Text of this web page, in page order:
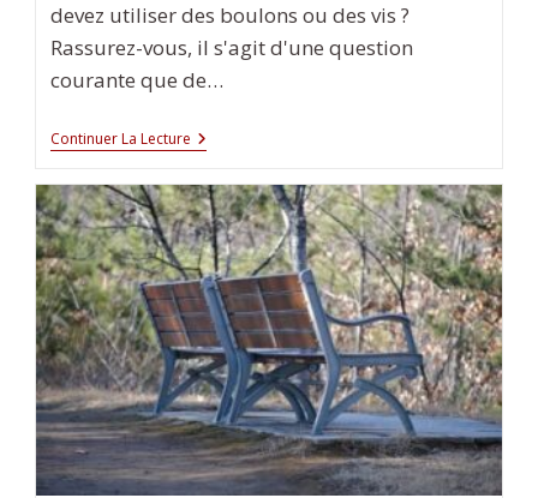
devez utiliser des boulons ou des vis ?
Rassurez-vous, il s'agit d'une question
courante que de…
Continuer La Lecture Boulons
Et
:
Un
Guide
Pour
Savoir
Quand
Et
Comment
Utiliser
L’un
Et
L’autre
Dans
Vos
Projets
De